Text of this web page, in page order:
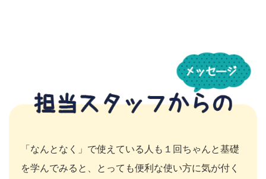
「なんとなく」で使えている人も１回ちゃんと基礎
を学んでみると、とっても便利な使い方に気が付く